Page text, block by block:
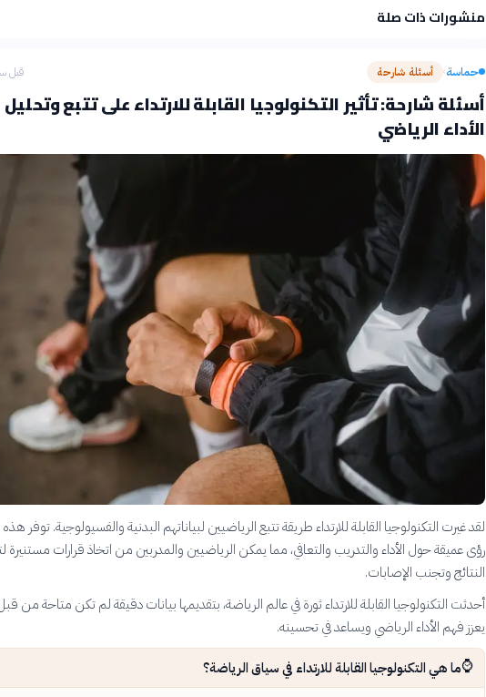
منشورات ذات صلة
حماسة› أسئلة شارحة قبل
أسئلة شارحة: تأثير التكنولوجيا القابلة للارتداء على تتبع وتحليل
الأداء الرياضي
لقد غيرت التكنولوجيا القابلة للارتداء طريقة تتبع الرياضيين لبياناتهم البدنية والفسيولوجية. توفر هذه
رؤى عميقة حول الأداء والتدريب والتعافي، مما يمكن الرياضيين والمدربين من اتخاذ قرارات
النتائج وتجنب الإصابات.
أحدثت التكنولوجيا القابلة للارتداء ثورة في عالم الرياضة، بتقديمها بيانات دقيقة لم تكن متاحة من
يعزز فهم الأداء الرياضي ويساعد في تحسينه.
⌚ما هي التكنولوجيا القابلة للارتداء في سياق الرياضة؟